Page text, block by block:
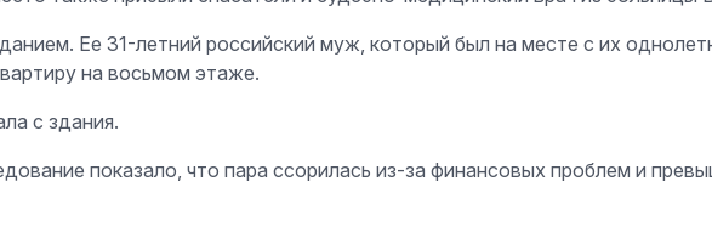
Ее 31-летний российский муж, который был на месте с их
на восьмом этаже.
с здания.
показало, что пара ссорилась из-за финансовых проблем и